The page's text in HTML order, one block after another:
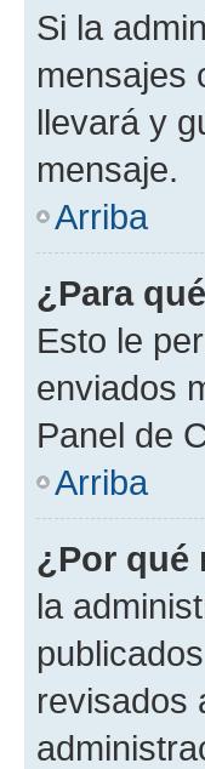
Si la
mensajes
llevará y
mensaje.
Arriba
¿Para
Esto le
enviados
Panel de
Arriba
¿Por qué
la
revisados